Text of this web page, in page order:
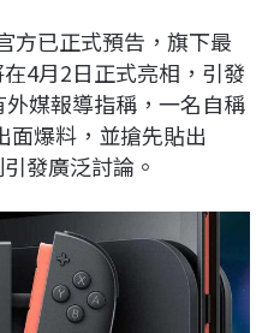
方已正式預告，旗下最
4月2日正式亮相，引發
媒報導指稱，一名自稱
面爆料，並搶先貼出
發廣泛討論。